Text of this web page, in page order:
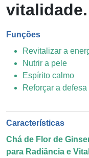
vitalidade.
Funções
Revitalizar a
Nutrir a pele
Espírito calmo
Reforçar a defesa
Características
Chá de Flor de
para Radiância e